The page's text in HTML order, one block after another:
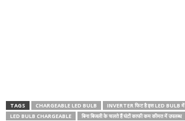
TAGS CHARGEABLE LED BULB INVERTER फिट है इस LED BULB में
LED BULB CHARGEABLE
बिना बिजली के चलते हैं घंटों काफी कम कीमत में उपलब्ध